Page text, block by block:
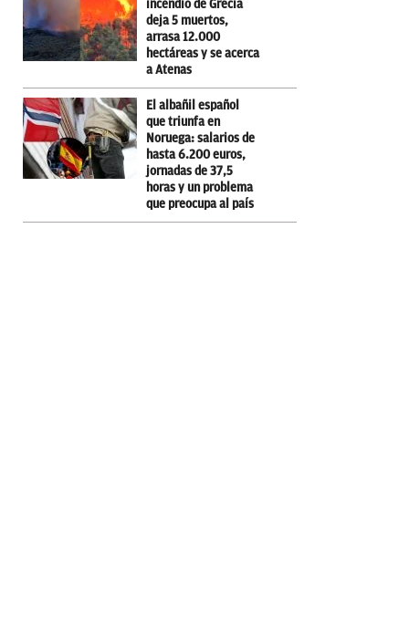
incendio de Grecia
deja 5 muertos,
arrasa 12.000
hectáreas y se acerca
a Atenas
El albañil español
que triunfa en
Noruega: salarios de
hasta 6.200 euros,
jornadas de 37,5
horas y un problema
que preocupa al país